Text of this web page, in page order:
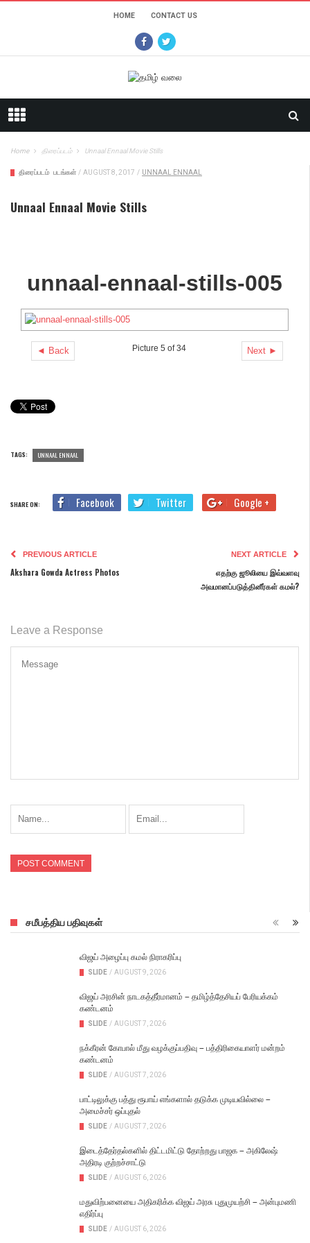
HOME CONTACT US
Home திரைப்படம் Unnaal Ennaal Movie Stills
திரைப்படம் படங்கள் / AUGUST 8, 2017 / UNNAAL ENNAAL
Unnaal Ennaal Movie Stills
unnaal-ennaal-stills-005
◄ Back Next ►
Picture 5 of 34
TAGS: UNNAAL ENNAAL
SHARE ON: Facebook Twitter Google +
PREVIOUS ARTICLE
Akshara Gowda Actress Photos
NEXT ARTICLE
எதற்கு ஜூலியை இவ்வளவு
அவமானப்படுத்தினீர்கள் கமல்?
Leave a Response
சமீபத்திய பதிவுகள்
விஜய் அழைப்பு கமல் நிராகரிப்பு
SLIDE / AUGUST 9, 2026
விஜய் அரசின் நாடகத்தீர்மானம் – தமிழ்த்தேசியப் பேரியக்கம்
கண்டனம்
SLIDE / AUGUST 7, 2026
நக்கீரன் கோபால் மீது வழக்குப்பதிவு – பத்திரிகையாளர் மன்றம்
கண்டனம்
SLIDE / AUGUST 7, 2026
பாட்டிலுக்கு பத்து ரூபாய் எங்களால் தடுக்க முடியவில்லை –
அமைச்சர் ஒப்புதல்
SLIDE / AUGUST 7, 2026
இடைத்தேர்தல்களில் திட்டமிட்டு தோற்றது பாஜக – அகிலேஷ்
அதிரடி குற்றச்சாட்டு
SLIDE / AUGUST 6, 2026
மதுவிற்பனையை அதிகரிக்க விஜய் அரசு புதுமுயற்சி – அன்புமணி
எதிர்ப்பு
SLIDE / AUGUST 6, 2026